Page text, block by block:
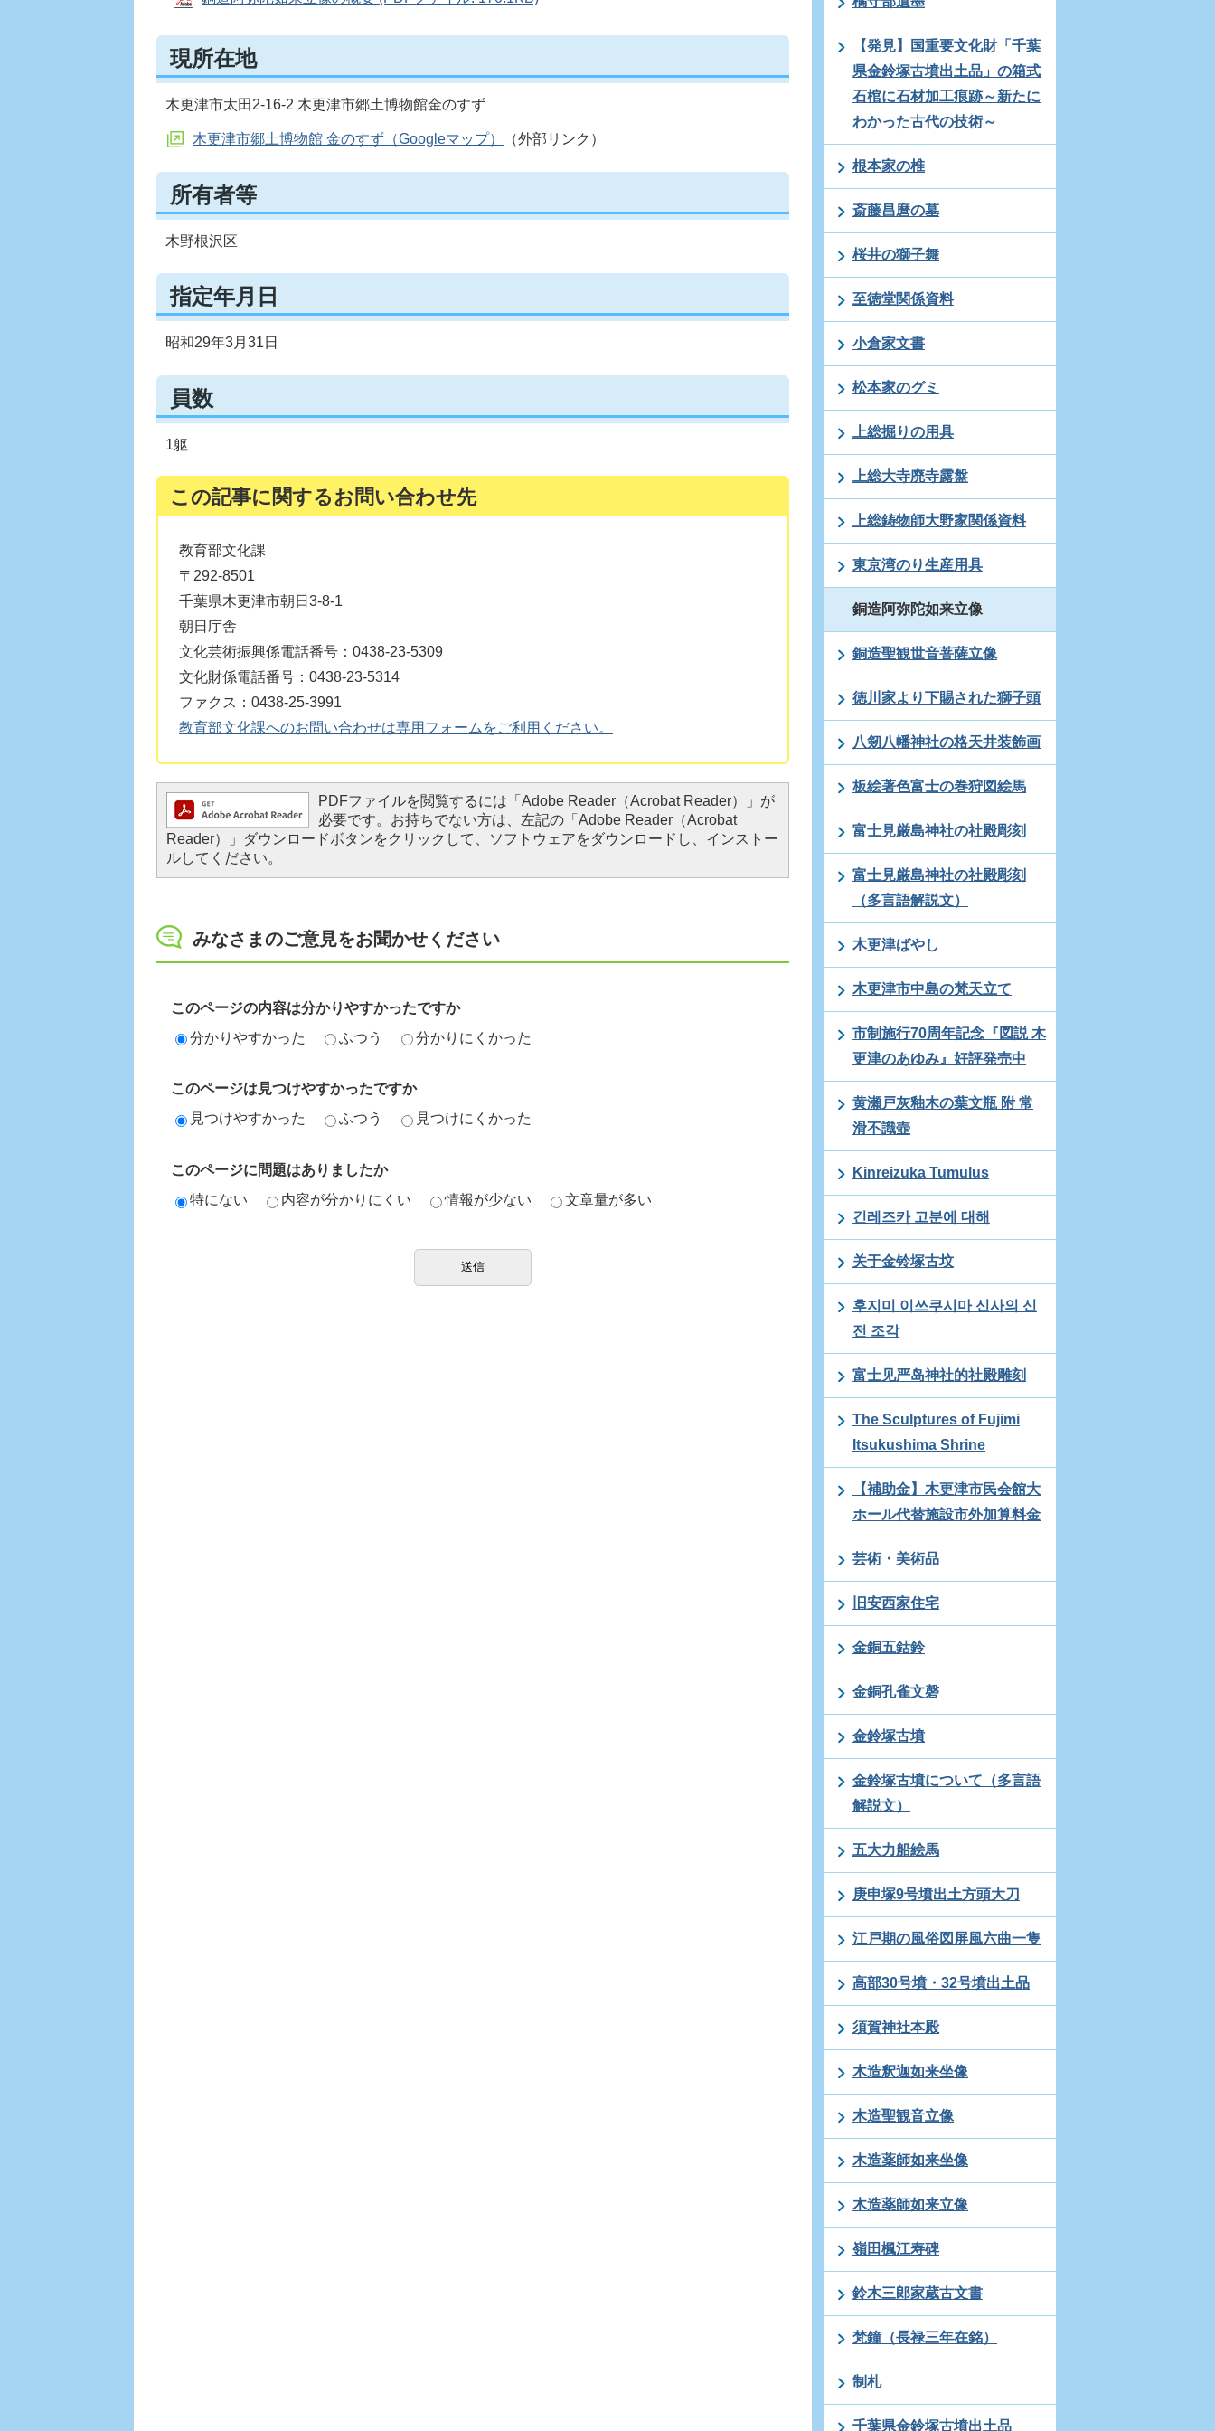
現所在地
木更津市太田2-16-2 木更津市郷土博物館金のすず
木更津市郷土博物館 金のすず（Googleマップ） （外部リンク）
所有者等
木野根沢区
指定年月日
昭和29年3月31日
員数
1躯
この記事に関するお問い合わせ先
教育部文化課
〒292-8501
千葉県木更津市朝日3-8-1
朝日庁舎
文化芸術振興係電話番号：0438-23-5309
文化財係電話番号：0438-23-5314
ファクス：0438-25-3991
教育部文化課へのお問い合わせは専用フォームをご利用ください。
PDFファイルを閲覧するには「Adobe Reader（Acrobat Reader）」が
必要です。お持ちでない方は、左記の「Adobe Reader（Acrobat
Reader）」ダウンロードボタンをクリックして、ソフトウェアをダウンロードし、インストー
ルしてください。
みなさまのご意見をお聞かせください
このページの内容は分かりやすかったですか
分かりやすかった
ふつう 分かりにくかった
このページは見つけやすかったですか
見つけやすかった
ふつう 見つけにくかった
このページに問題はありましたか
特にない
内容が分かりにくい 情報が少ない 文章量が多い
【発見】国重要文化財「千葉
県金鈴塚古墳出土品」の箱式
石棺に石材加工痕跡～新たに
わかった古代の技術～
根本家の椎
斎藤昌麿の墓
桜井の獅子舞
至徳堂関係資料
小倉家文書
松本家のグミ
上総掘りの用具
上総大寺廃寺露盤
上総鋳物師大野家関係資料
東京湾のり生産用具
銅造阿弥陀如来立像
銅造聖観世音菩薩立像
徳川家より下賜された獅子頭
八剱八幡神社の格天井装飾画
板絵著色富士の巻狩図絵馬
富士見厳島神社の社殿彫刻
富士見厳島神社の社殿彫刻
（多言語解説文）
木更津ばやし
木更津市中島の梵天立て
市制施行70周年記念『図説 木
更津のあゆみ』好評発売中
黄瀬戸灰釉木の葉文瓶 附 常
滑不識壺
Kinreizuka Tumulus
긴레즈카 고분에 대해
关于金铃塚古坟
후지미 이쓰쿠시마 신사의 신
전 조각
富士见严岛神社的社殿雕刻
The Sculptures of Fujimi
Itsukushima Shrine
【補助金】木更津市民会館大
ホール代替施設市外加算料金
芸術・美術品
旧安西家住宅
金銅五鈷鈴
金銅孔雀文磬
金鈴塚古墳
金鈴塚古墳について（多言語
解説文）
五大力船絵馬
庚申塚9号墳出土方頭大刀
江戸期の風俗図屏風六曲一隻
高部30号墳・32号墳出土品
須賀神社本殿
木造釈迦如来坐像
木造聖観音立像
木造薬師如来坐像
木造薬師如来立像
嶺田楓江寿碑
鈴木三郎家蔵古文書
梵鐘（長禄三年在銘）
制札
千葉県金鈴塚古墳出土品